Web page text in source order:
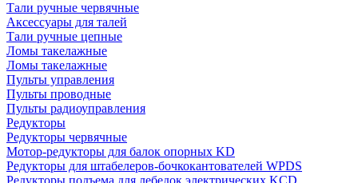
Тали ручные червячные
Аксессуары для талей
Тали ручные цепные
Ломы такелажные
Ломы такелажные
Пульты управления
Пульты проводные
Пульты радиоуправления
Редукторы
Редукторы червячные
Мотор-редукторы для балок опорных KD
Редукторы для штабелеров-бочкокантователей WPDS
Редукторы подъема для лебедок электрических KCD